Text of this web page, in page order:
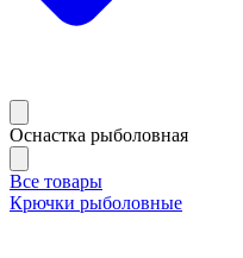
Оснастка рыболовная
Все товары
Крючки рыболовные